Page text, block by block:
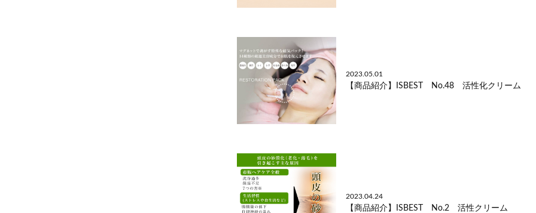
2023.05.01
【商品紹介】ISBEST No.48 活性化クリーム
2023.04.24
【商品紹介】ISBEST No.2 活性クリーム